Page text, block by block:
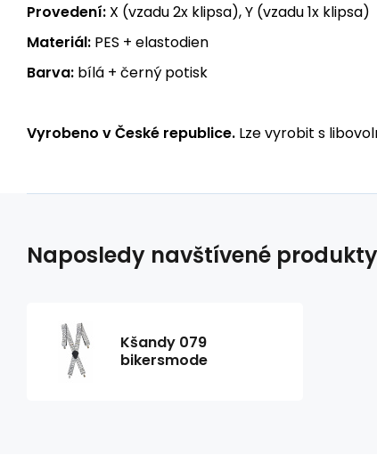
Provedení: X (vzadu 2x klipsa), Y (vzadu 1x klipsa)
Materiál: PES + elastodien
Barva: bílá + černý potisk
Vyrobeno v České republice. Lze vyrobit s
Naposledy navštívené produkty
Kšandy 079
bikersmode